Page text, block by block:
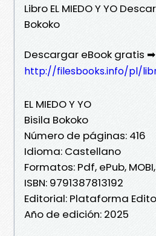
Libro EL MIEDO Y YO
Bokoko
Descargar eBook gratis ➡
http://filesbooks.info/pl/
EL MIEDO Y YO
Bisila Bokoko
Número de páginas: 416
Idioma: Castellano
Formatos: Pdf, ePub, MOBI,
ISBN: 9791387813192
Editorial: Plataforma
Año de edición: 2025